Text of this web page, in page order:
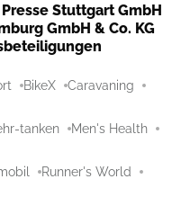
Stuttgart GmbH
GmbH & Co. KG
BikeX Caravaning
tanken Men's Health
Runner's World